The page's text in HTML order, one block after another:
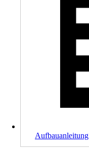
Aufbauanleitung